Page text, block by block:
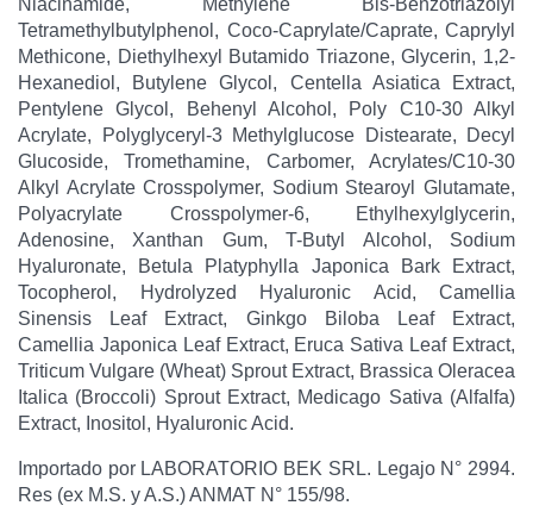
Tetramethylbutylphenol, Coco-Caprylate/Caprate, Caprylyl
Methicone, Diethylhexyl Butamido Triazone, Glycerin, 1,2-
Hexanediol, Butylene Glycol, Centella Asiatica Extract,
Pentylene Glycol, Behenyl Alcohol, Poly C10-30 Alkyl
Acrylate, Polyglyceryl-3 Methylglucose Distearate, Decyl
Glucoside, Tromethamine, Carbomer, Acrylates/C10-30
Alkyl Acrylate Crosspolymer, Sodium Stearoyl Glutamate,
Polyacrylate Crosspolymer-6, Ethylhexylglycerin,
Adenosine, Xanthan Gum, T-Butyl Alcohol, Sodium
Hyaluronate, Betula Platyphylla Japonica Bark Extract,
Tocopherol, Hydrolyzed Hyaluronic Acid, Camellia
Sinensis Leaf Extract, Ginkgo Biloba Leaf Extract,
Camellia Japonica Leaf Extract, Eruca Sativa Leaf Extract,
Triticum Vulgare (Wheat) Sprout Extract, Brassica Oleracea
Italica (Broccoli) Sprout Extract, Medicago Sativa (Alfalfa)
Extract, Inositol, Hyaluronic Acid.
Importado por LABORATORIO BEK SRL. Legajo N° 2994.
Res (ex M.S. y A.S.) ANMAT N° 155/98.